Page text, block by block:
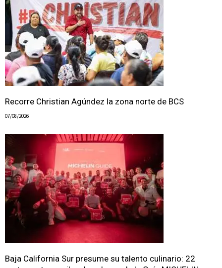
Recorre Christian Agúndez la zona norte de BCS
07/08/2026
Baja California Sur presume su talento culinario: 22